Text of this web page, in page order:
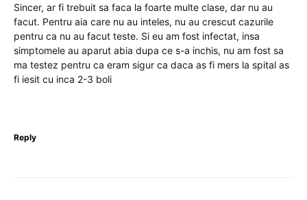
Sincer, ar fi trebuit sa faca la foarte multe clase, dar nu au
facut. Pentru aia care nu au inteles, nu au crescut cazurile
pentru ca nu au facut teste. Si eu am fost infectat, insa
simptomele au aparut abia dupa ce s-a inchis, nu am fost sa
ma testez pentru ca eram sigur ca daca as fi mers la spital as
fi iesit cu inca 2-3 boli
Reply